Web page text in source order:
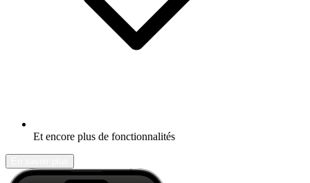
Et encore plus de fonctionnalités